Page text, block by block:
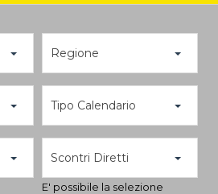
Regione
Tipo Calendario
Scontri Diretti
E' possibile la selezione